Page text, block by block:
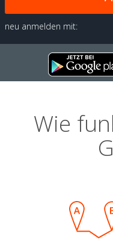
neu anmelden mit:
Wie